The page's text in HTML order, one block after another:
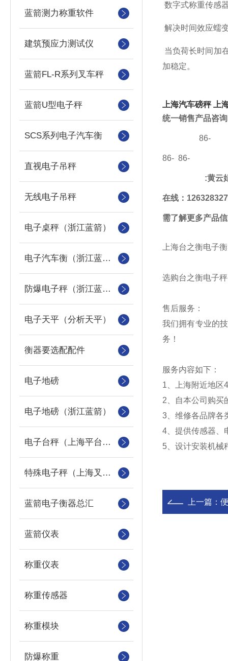
蓝箭测力称重软件
建筑预应力测试仪
蓝箭FL-R系列叉车秤
蓝箭U型电子秤
SCS系列电子汽车衡
直视电子吊秤
无线电子吊秤
电子桌秤（浙江蓝箭）
电子汽车衡（浙江蓝箭汽车衡）
防爆电子秤（浙江蓝箭防爆秤）
电子天平（分析天平）
衡器要选配配件
电子地磅
电子地磅（浙江蓝箭）
电子台秤（上海平台称）
特殊电子秤（上海叉车秤）
蓝箭电子衡器总汇
蓝箭仪表
称重仪表
称重传感器
称重模块
防爆称重
数字式称重传感
解决时间效应蠕
当负荷长时间加
加稳定。
上海汽车磅秤
上
统一销售产品咨
86-
86- 86-
:黄云
在线 ：
需了解更多产品
上海台之衡电子
选购台之衡电子
售后服务：
我们拥有专业的
务！
服务内容如下：
1 、上海附近地区
2 、自本公司购
3 、维修各品牌
4 、提供传感器
5 、设计安装机
上一篇：